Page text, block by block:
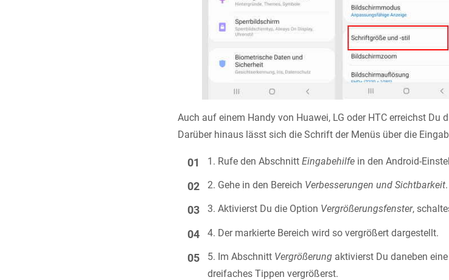
Auch auf einem Handy von Huawei, LG oder HTC erreichst Du
Darüber hinaus lässt sich die Schrift der Menüs über die
Rufe den AbschnittEingabehilfe in den Android-
Gehe in den Bereich Verbesserungen und Sichtbarkeit.
Aktivierst Du die Option Vergrößerungsfenster,
Der markierte Bereich wird so vergrößert dargestellt.
Im Abschnitt Vergrößerung aktivierst Du daneben
dreifaches Tippen vergrößerst.